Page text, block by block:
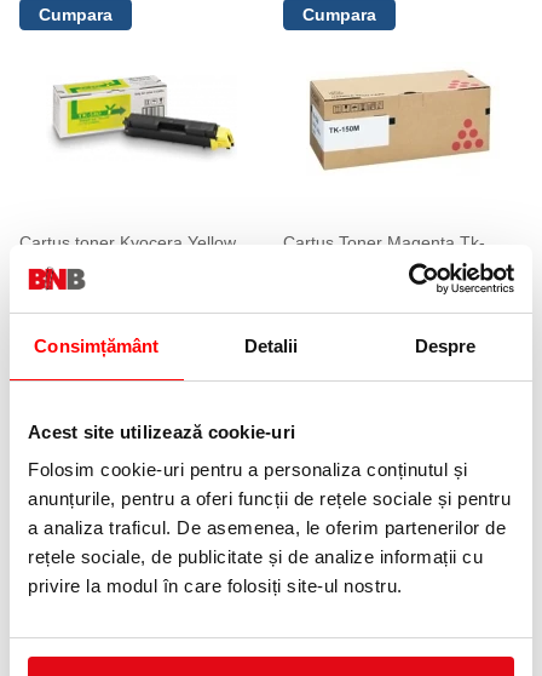
Consimțământ Detalii Despre
Acest site utilizează cookie-uri
Folosim cookie-uri pentru a personaliza conținutul și
anunțurile, pentru a oferi funcții de rețele sociale și pentru
a analiza traficul. De asemenea, le oferim partenerilor de
rețele sociale, de publicitate și de analize informații cu
privire la modul în care folosiți site-ul nostru.
Cartus toner Kyocera Yellow
514,66 lei
Cartus Toner Magenta Tk-
150M 6K Original Kyocera Fs-
Cartus Toner Magenta Tk-500M
8K Original Kyocera Fs-C5016N
935,94 lei(pret cu TVA)
Cartus Toner Magenta Tk-
510M 8K Original Kyocera Fs-
C5020N